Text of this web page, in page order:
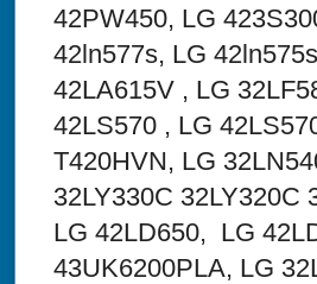
42PW450, LG
42ln577s, LG
42LA615V , LG
42LS570 , LG
T420HVN, LG
32LY330C
LG 42LD650, LG
43UK6200PLA, LG